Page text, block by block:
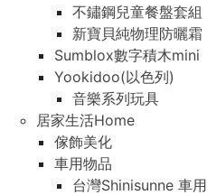
不鏽鋼兒童餐盤套組
新寶貝純物理防曬霜
Sumblox數字積木mini
Yookidoo(以色列)
音樂系列玩具
居家生活Home
傢飾美化
車用物品
台灣Shinisunne 車